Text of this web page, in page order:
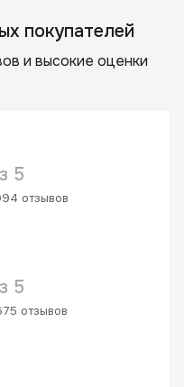
покупателей
и высокие оценки
5
отзывов
5
отзывов